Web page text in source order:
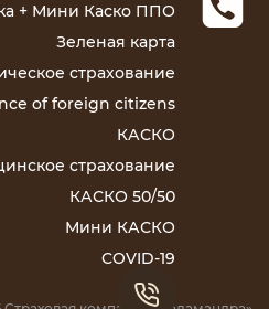
+ Мини Каско ППО
Зеленая карта
страхование
of foreign citizens
КАСКО
страхование
КАСКО 50/50
Мини КАСКО
COVID-19
0735600090